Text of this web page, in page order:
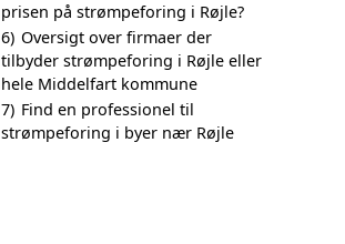
prisen på strømpeforing i Røjle?
6) Oversigt over firmaer der
tilbyder strømpeforing i Røjle eller
hele Middelfart kommune
7) Find en professionel til
strømpeforing i byer nær Røjle